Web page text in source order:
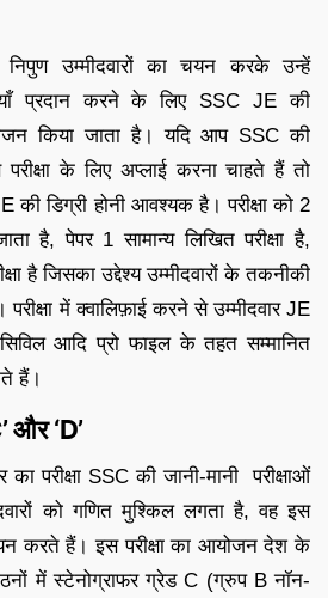
निपुण उम्मीदवारों का चयन करके उन्हें
प्रदान करने के लिए SSC JE की
किया जाता है। यदि आप SSC की
परीक्षा के लिए अप्लाई करना चाहते हैं तो
डिग्री होनी आवश्यक है। परीक्षा को 2
है, पेपर 1 सामान्य लिखित परीक्षा है,
है जिसका उद्देश्य उम्मीदवारों के तकनीकी
में क्वालिफ़ाई करने से उम्मीदवार JE
आदि प्रो फाइल के तहत सम्मानित
हैं।
और ‘D’
परीक्षा SSC की जानी-मानी परीक्षाओं
को गणित मुश्किल लगता है, वह इस
करते हैं। इस परीक्षा का आयोजन देश के
में स्टेनोग्राफर ग्रेड C (ग्रुप B नॉन-